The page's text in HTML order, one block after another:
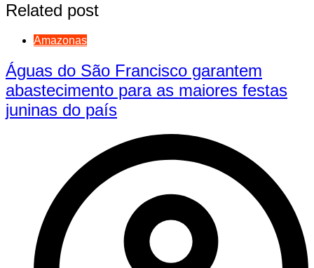
Related post
Amazonas
Águas do São Francisco garantem
abastecimento para as maiores festas
juninas do país